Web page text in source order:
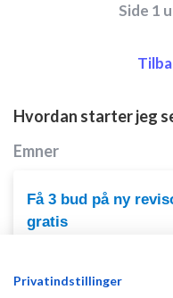
Side 1
Hvordan starter jeg
Emner
Få 3 bud på ny
gratis
2014 kl. 11:30
Privatindstillinger